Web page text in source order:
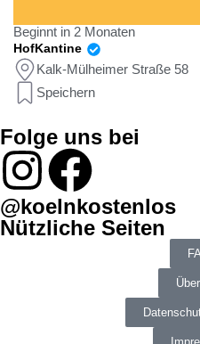
Beginnt in 2 Monaten
HofKantine
Kalk-Mülheimer Straße 58
Speichern
Folge uns bei
@koelnkostenlos
Nützliche Seiten